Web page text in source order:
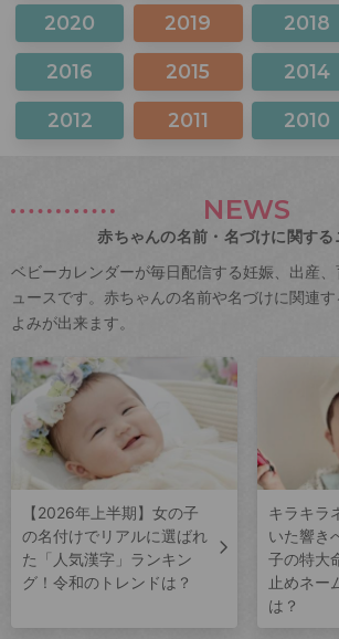
2020 2019 2018
2016 2015 2014
2012 2011 2010
NEWS
赤ちゃんの名前・名づけに関する
ベビーカレンダーが毎日配信する妊娠、出産
ュースです。赤ちゃんの名前や名づけに関連
よみが出来ます。
【2026年上半期】女の子
の名付けでリアルに選ばれ
た「人気漢字」ランキン
グ！令和のトレンドは？
キラキラ
いた響き
子の特大
止めネー
は？